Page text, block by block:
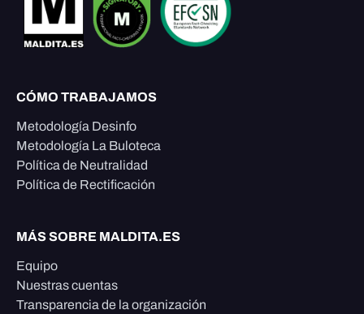
CÓMO TRABAJAMOS
Metodología Desinfo
Metodología La Buloteca
Política de Neutralidad
Política de Rectificación
MÁS SOBRE MALDITA.ES
Equipo
Nuestras cuentas
Transparencia de la organización